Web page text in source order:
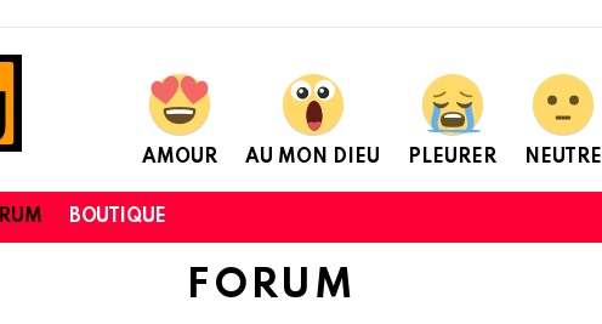
AMOUR AU MON DIEU PLEURER NEUTRE
BOUTIQUE
FORUM